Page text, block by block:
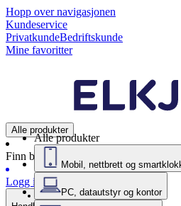
Hopp over navigasjonen
Kundeservice
PrivatkundeBedriftskunde
Mine favoritter
Alle produkter
Finn butikk
Logg inn
Alle produkter
Mobil, nettbrett og
PC, datautstyr og kontor